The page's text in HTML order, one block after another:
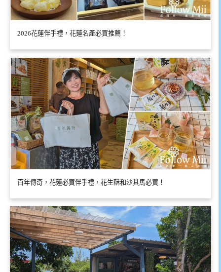
2026花蓮伴手禮，花蓮名產必買推薦！
百年傳奇，花蓮必買伴手禮，花生酥和沙其馬必買！